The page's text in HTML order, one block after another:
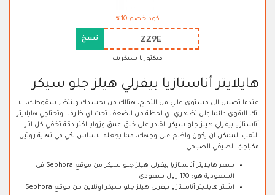
كود خصم 10%
ZZ9E نسخ
فيكتوريا سيكريت
هايلايتر أناستازيا بيفرلي هيلز جلو سيكر
عندما تصلين الى مستوى عالي من النجاح، هنالك من يحسدك وينتظر سقوطك، الا
انك الاقوى دائما ولن تظهري اي لحظة من الضعف تحت اي ظرف، وتحتاجي هايلايتر
أناستازيا بيفرلي هيلز جلو سيكر القادر على خلق عمق وزوايا اكثر دقة تخفي كل اثار
التعب الممكن ان يكون واضح على وجهك، مما يجعله الاساس لكي في نهاية روتين
مكياجكِ الصيفي الصباحي.
سعر هايلايتر أناستازيا بيفرلي هيلز جلو سيكر من موقع Sephora في
السعودية هو: 170 ريال سعودي
اشتر هايلايتر أناستازيا بيفرلي هيلز جلو سيكر اونلاين من موقع Sephora